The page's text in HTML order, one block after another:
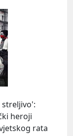
heroji
rata